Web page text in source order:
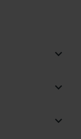
keyboard_arrow_down
keyboard_arrow_down
keyboard_arrow_down